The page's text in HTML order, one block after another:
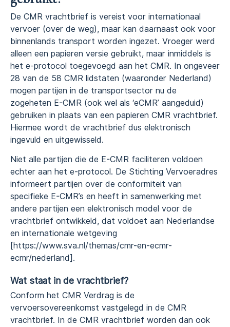
De CMR vrachtbrief is vereist voor internationaal
vervoer (over de weg), maar kan daarnaast ook voor
binnenlands transport worden ingezet. Vroeger werd
alleen een papieren versie gebruikt, maar inmiddels is
het e-protocol toegevoegd aan het CMR. In ongeveer
28 van de 58 CMR lidstaten (waaronder Nederland)
mogen partijen in de transportsector nu de
zogeheten E-CMR (ook wel als ‘eCMR’ aangeduid)
gebruiken in plaats van een papieren CMR vrachtbrief.
Hiermee wordt de vrachtbrief dus elektronisch
ingevuld en uitgewisseld.
Niet alle partijen die de E-CMR faciliteren voldoen
echter aan het e-protocol. De Stichting Vervoeradres
informeert partijen over de conformiteit van
specifieke E-CMR’s en heeft in samenwerking met
andere partijen een elektronisch model voor de
vrachtbrief ontwikkeld, dat voldoet aan Nederlandse
en internationale wetgeving
[https://www.sva.nl/themas/cmr-en-ecmr-
ecmr/nederland].
Wat staat in de vrachtbrief?
Conform het CMR Verdrag is de
vervoersovereenkomst vastgelegd in de CMR
vrachtbrief. In de CMR vrachtbrief worden dan ook